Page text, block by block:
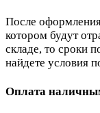
После оформления
котором будут
складе, то сроки
найдете условия
Оплата